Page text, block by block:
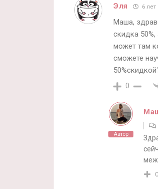
Эля 6 лет
Маша,
скидка
может там
сможете
0
Автор
0